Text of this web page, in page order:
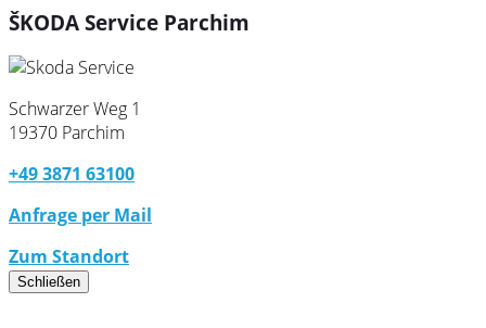
ŠKODA Service Parchim
Schwarzer Weg 1
19370 Parchim
+49 3871 63100
Anfrage per Mail
Zum Standort
Schließen